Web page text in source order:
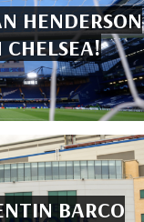
HENDERSON
BARCO